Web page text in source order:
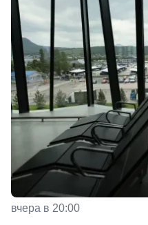
вчера в 20:00